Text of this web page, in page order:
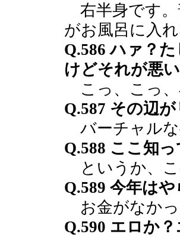
右半身です。
がお風呂に入
Q.586 ハァ？
けどそれが悪
こっ、こっ
Q.587 その辺
バーチャルな
Q.588 ここ知っ
というか、こ
Q.589 今年は
お金がなかっ
Q.590 エロか